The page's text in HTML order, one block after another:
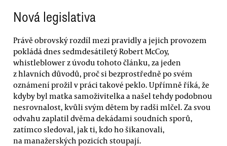
Nová legislativa
Právě obrovský rozdíl mezi pravidly a jejich provozem
pokládá dnes sedmdesátiletý Robert McCoy,
whistleblower z úvodu tohoto článku, za jeden
z hlavních důvodů, proč si bezprostředně po svém
oznámení prožil v práci takové peklo. Upřímně říká, že
kdyby byl matka samoživitelka a našel tehdy podobnou
nesrovnalost, kvůli svým dětem by radši mlčel. Za svou
odvahu zaplatil dvěma dekádami soudních sporů,
zatímco sledoval, jak ti, kdo ho šikanovali,
na manažerských pozicích stoupají.